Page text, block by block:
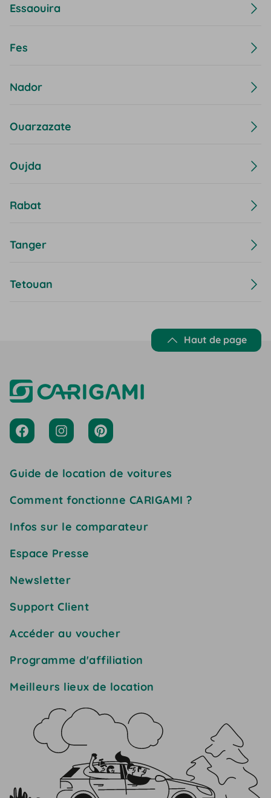
Essaouira
Fes
Nador
Ouarzazate
Oujda
Rabat
Tanger
Tetouan
Haut de page
Guide de location de voitures
Comment fonctionne CARIGAMI ?
Infos sur le comparateur
Espace Presse
Newsletter
Support Client
Accéder au voucher
Programme d'affiliation
Meilleurs lieux de location